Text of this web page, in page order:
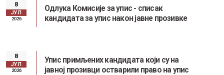
8
ЈУЛ
2026
Одлука Комисије за упис - списак
кандидата за упис након јавне прозивке
8
ЈУЛ
2026
Упис примљених кандидата који су на
јавној прозивци остварили право на упис